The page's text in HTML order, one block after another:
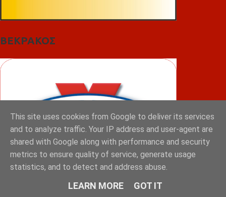
ΒΕΚΡΑΚΟΣ
This site uses cookies from Google to deliver its services
and to analyze traffic. Your IP address and user-agent are
shared with Google along with performance and security
metrics to ensure quality of service, generate usage
statistics, and to detect and address abuse.
LEARN MORE GOT IT